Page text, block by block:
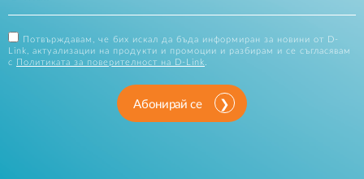
Потвърждавам, че бих искал да бъда информиран за новини от D-
Link, актуализации на продукти и промоции и разбирам и се съгласявам
с
Политиката за поверителност на D-Link
Абонирай се